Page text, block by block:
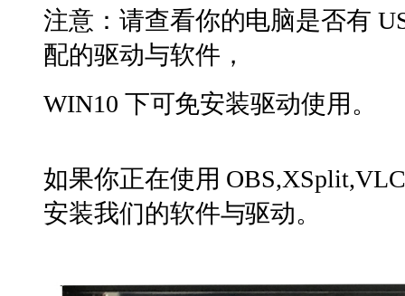
注意：请查看你的电脑是否有
配的驱动与软件，
WIN10 下可免安装驱动使用。
如果你正在使用
安装我们的软件与驱动。